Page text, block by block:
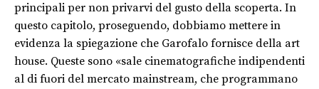
principali per non privarvi del gusto della scoperta. In
questo capitolo, proseguendo, dobbiamo mettere in
evidenza la spiegazione che Garofalo fornisce della art
house. Queste sono «sale cinematografiche indipendenti
al di fuori del mercato mainstream, che programmano